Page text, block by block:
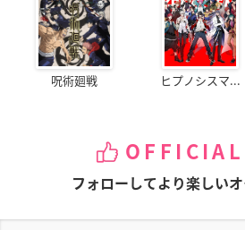
呪術廻戦 ヒプノシスマ...
OFFICIAL
フォローしてより楽しいオ